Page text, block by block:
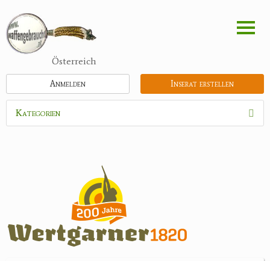
zum
Inhalt
Österreich
Inserat erstellen
Anmelden
Kategorien
Kipplaufgewehre
Kleinkalibergewehre
Repetiererbüchse
Luftdruckwaffen